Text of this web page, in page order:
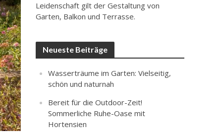
Leidenschaft gilt der Gestaltung von
Garten, Balkon und Terrasse.
Neueste Beiträge
Wasserträume im Garten: Vielseitig,
schön und naturnah
Bereit für die Outdoor-Zeit!
Sommerliche Ruhe-Oase mit
Hortensien